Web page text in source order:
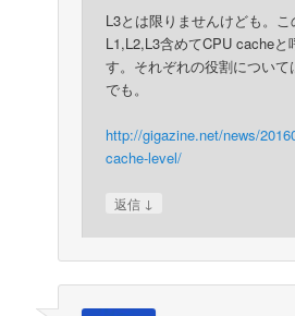
L3とは限りませんけども。
L1,L2,L3含めてCPU cacheと
す。それぞれの役割について
でも。
http://gigazine.net/news/
cache-level/
返信 ↓